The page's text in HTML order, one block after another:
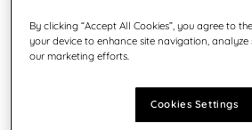
Quadient Inspire ermöglicht es
alle Kanäle und Geräte hinweg von
Plattform aus bereitzustellen. Es
By clicking “Accept All Cookies”, you agree to
your device to enhance site navigation, analyze
our marketing efforts.
Cookies Settings